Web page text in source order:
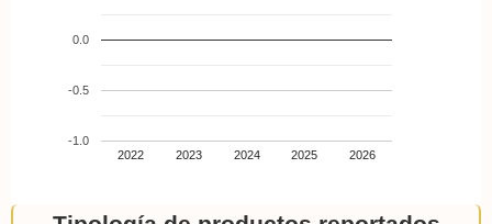
2022 2023 2024 2025 2026
-1.0
-0.5
0.0